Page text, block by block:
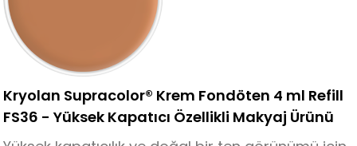
Kryolan Supracolor® Krem Fondöten 4 ml Refill
FS36 - Yüksek Kapatıcı Özellikli Makyaj Ürünü